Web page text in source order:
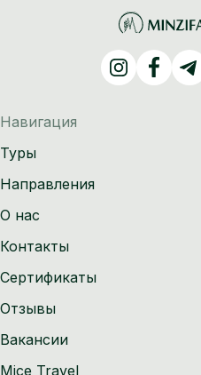
Навигация
Туры
Направления
О нас
Контакты
Сертификаты
Отзывы
Вакансии
Mice Travel